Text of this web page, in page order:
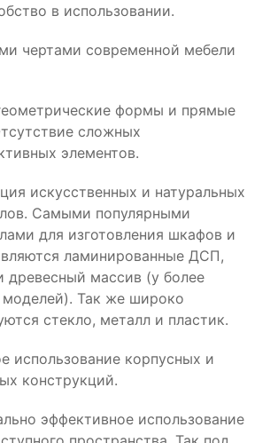
в использовании.
чертами современной мебели
формы и прямые
сложных
элементов.
искусственных и натуральных
Самыми популярными
для изготовления шкафов и
ламинированные ДСП,
массив (у более
моделей). Так же широко
стекло, металл и пластик.
использование корпусных и
конструкций.
эффективное использование